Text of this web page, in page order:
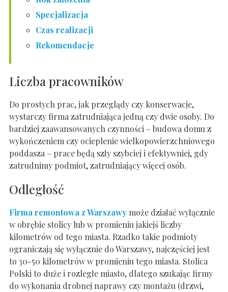
Specjalizacja
Czas realizacji
Rekomendacje
Liczba pracowników
Do prostych prac, jak przeglądy czy konserwacje,
wystarczy firma zatrudniająca jedną czy dwie osoby. Do
bardziej zaawansowanych czynności – budowa domu z
wykończeniem czy ocieplenie wielkopowierzchniowego
poddasza – prace będą szły szybciej i efektywniej, gdy
zatrudnimy podmiot, zatrudniający więcej osób.
Odległość
Firma remontowa z Warszawymoże działać wyłącznie
w obrębie stolicy lub w promieniu jakiejś liczby
kilometrów od tego miasta. Rzadko takie podmioty
ograniczają się wyłącznie do Warszawy, najczęściej jest
to 30-50 kilometrów w promieniu tego miasta. Stolica
Polski to duże i rozległe miasto, dlatego szukając firmy
do wykonania drobnej naprawy czy montażu (drzwi,